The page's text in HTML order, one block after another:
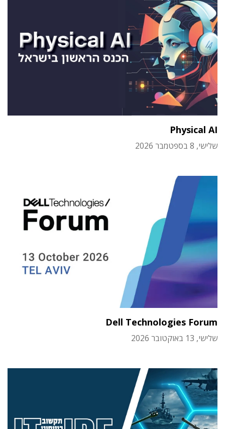
Physical AI
שלישי, 8 בספטמבר 2026
Dell Technologies Forum
שלישי, 13 באוקטובר 2026